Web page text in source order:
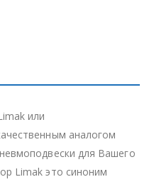
или
аналогом
для Вашего
Limak это синоним